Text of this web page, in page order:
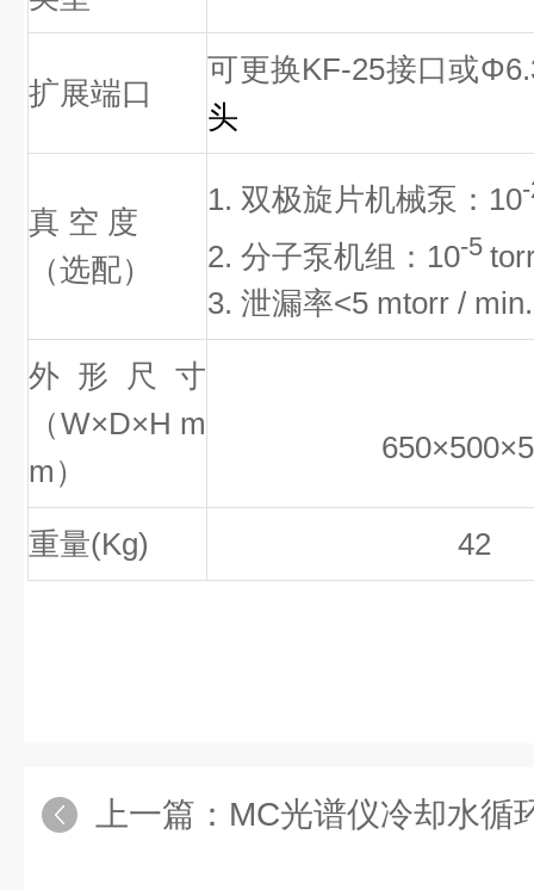
扩展端口
可更换KF-25接口或
头
真 空 度
（选配）
1. 双极旋片机械泵： 10
2. 分子泵机组： 10-5
3. 泄漏率<5 mtorr / min.
外形尺寸
（W×D×H m
m ）
650×500×
重量(Kg) 42
上一篇： MC光谱仪冷却水循